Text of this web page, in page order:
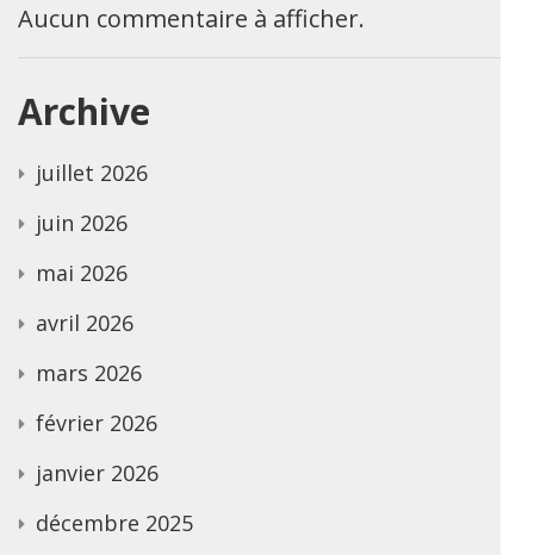
Aucun commentaire à afficher.
Archive
juillet 2026
juin 2026
mai 2026
avril 2026
mars 2026
février 2026
janvier 2026
décembre 2025